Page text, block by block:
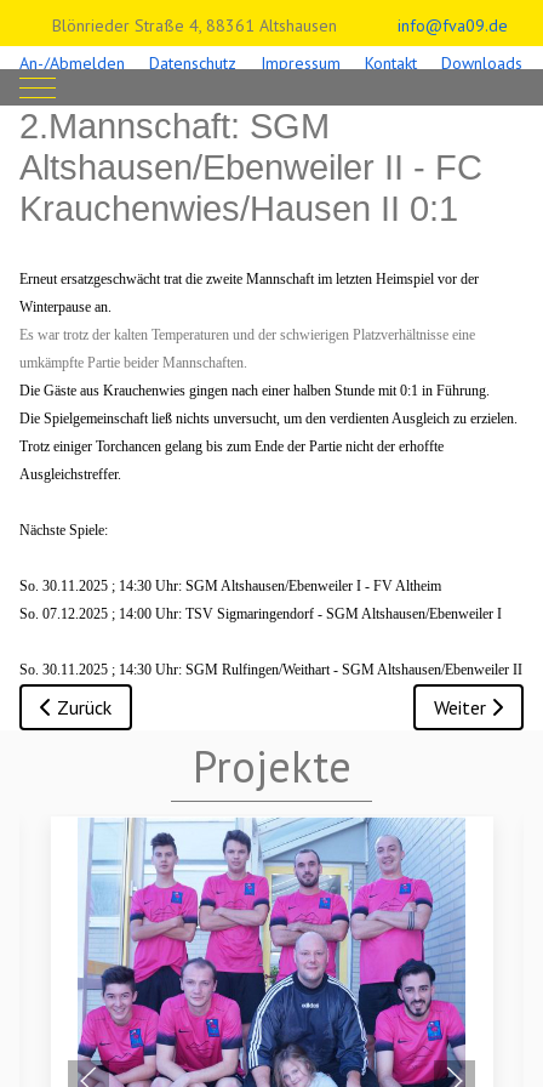
Blönrieder Straße 4, 88361 Altshausen
info@fva09.de
An-/Abmelden
Datenschutz Impressum Kontakt
Downloads
Mobile Menu Toggle
2.Mannschaft: SGM
Altshausen/Ebenweiler II - FC
Krauchenwies/Hausen II 0:1
Erneut ersatzgeschwächt trat die zweite Mannschaft im letzten Heimspiel vor der
Winterpause an.
Es war trotz der kalten Temperaturen und der schwierigen Platzverhältnisse eine
umkämpfte Partie beider Mannschaften.
Die Gäste aus Krauchenwies gingen nach einer halben Stunde mit 0:1 in Führung.
Die Spielgemeinschaft ließ nichts unversucht, um den verdienten Ausgleich zu erzielen.
Trotz einiger Torchancen gelang bis zum Ende der Partie nicht der erhoffte
Ausgleichstreffer.
Nächste Spiele:
So. 30.11.2025 ; 14:30 Uhr: SGM Altshausen/Ebenweiler I - FV Altheim
So. 07.12.2025 ; 14:00 Uhr: TSV Sigmaringendorf - SGM Altshausen/Ebenweiler I
So. 30.11.2025 ; 14:30 Uhr: SGM Rulfingen/Weithart - SGM Altshausen/Ebenweiler II
Vorheriger Beitrag: 1. Mannschaft: SGM Altshausen/
Zurück Nächster
Weiter
Projekte